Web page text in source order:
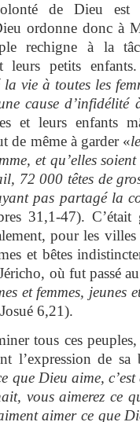
de Dieu est
ordonne donc à
rechigne à la
leurs petits
la vie à toutes les
cause d’infidélité
et leurs enfants
de même à garder «
et qu’elles
72 000 têtes de
pas partagé la
31,1-47).
pour les
et bêtes
où fut passé
et femmes, jeunes
6,21).
tous ces
l’expression de
que Dieu aime,
vous aimerez ce
aimer ce que